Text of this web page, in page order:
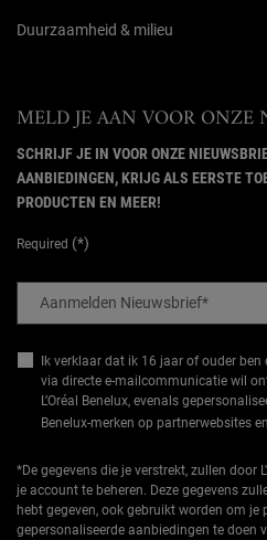
Duurzaamheid & milieu
MELD JE AAN VOOR ONZE
SCHRIJF JE IN VOOR ONZE
AANBIEDINGEN, KRIJG ALS EERSTE
PRODUCTEN EN MEER!
Required (*)
Aanmelden Nieuwsbrief*
Ik verklaar dat ik 16 jaar of ouder
via directe e-mailcommunicatie wil
L’Oréal Benelux, evenals
Benelux-merken op partnerwebsites
*De gegevens die je verstrekt, zullen door
je account te beheren. Deze gegevens
hebt gegeven, ook gebruikt worden om je
gepersonaliseerde aanbiedingen te doen